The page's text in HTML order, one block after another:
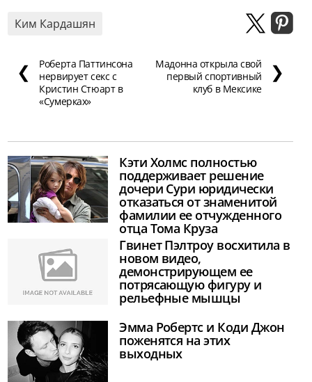
Ким Кардашян
❮
Роберта Паттинсона
нервирует секс с
Кристин Стюарт в
«Сумерках»
Мадонна открыла свой
первый спортивный
клуб в Мексике
❯
Кэти Холмс полностью
поддерживает решение
дочери Сури юридически
отказаться от знаменитой
фамилии ее отчужденного
отца Тома Круза
Гвинет Пэлтроу восхитила в
новом видео,
демонстрирующем ее
потрясающую фигуру и
рельефные мышцы
Эмма Робертс и Коди Джон
поженятся на этих
выходных